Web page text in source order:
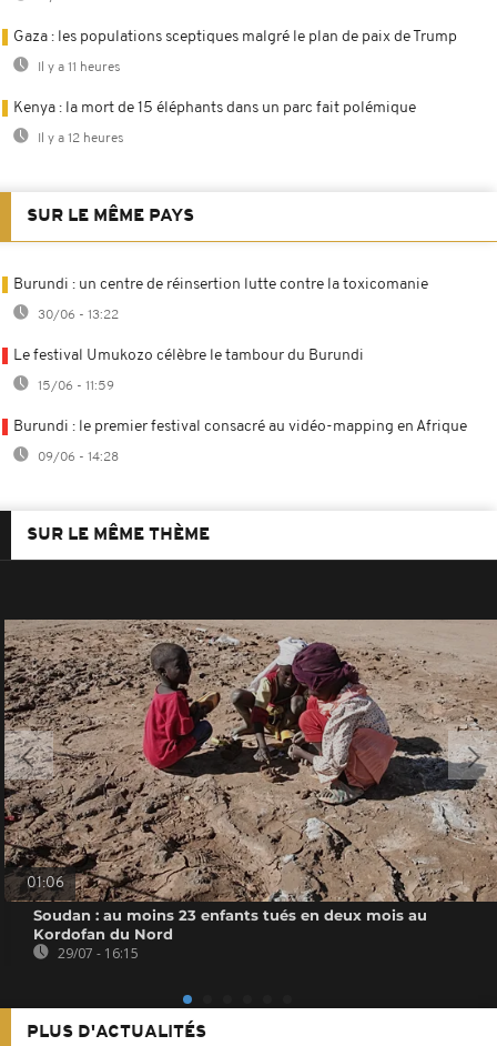
Gaza : les populations sceptiques malgré le plan de paix de Trump
Il y a 11 heures
Kenya : la mort de 15 éléphants dans un parc fait polémique
Il y a 12 heures
SUR LE MÊME PAYS
Burundi : un centre de réinsertion lutte contre la toxicomanie
30/06 - 13:22
Le festival Umukozo célèbre le tambour du Burundi
15/06 - 11:59
Burundi : le premier festival consacré au vidéo-mapping en Afrique
09/06 - 14:28
SUR LE MÊME THÈME
01:06
Soudan : au moins 23 enfants tués en deux mois au
Kordofan du Nord
29/07 - 16:15
PLUS D'ACTUALITÉS